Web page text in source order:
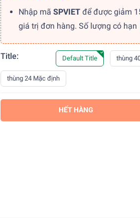
Nhập mã SPVIET để được giảm
giá trị đơn hàng. Số lượng có hạn
Title: Default Title thùng
thùng 24 Mặc định
HẾT HÀNG